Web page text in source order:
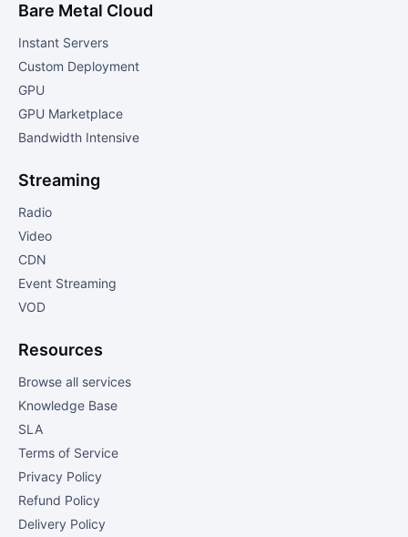
Bare Metal Cloud
Instant Servers
Custom Deployment
GPU
GPU Marketplace
Bandwidth Intensive
Streaming
Radio
Video
CDN
Event Streaming
VOD
Resources
Browse all services
Knowledge Base
SLA
Terms of Service
Privacy Policy
Refund Policy
Delivery Policy